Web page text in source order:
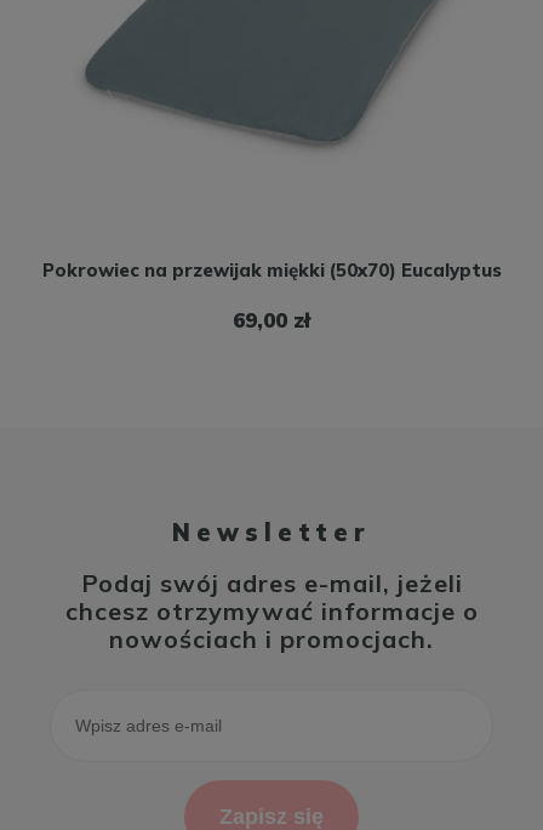
Pokrowiec na przewijak miękki (50x70) Eucalyptus
69,00 zł
Newsletter
Podaj swój adres e-mail, jeżeli
chcesz otrzymywać informacje o
nowościach i promocjach.
Zapisz się